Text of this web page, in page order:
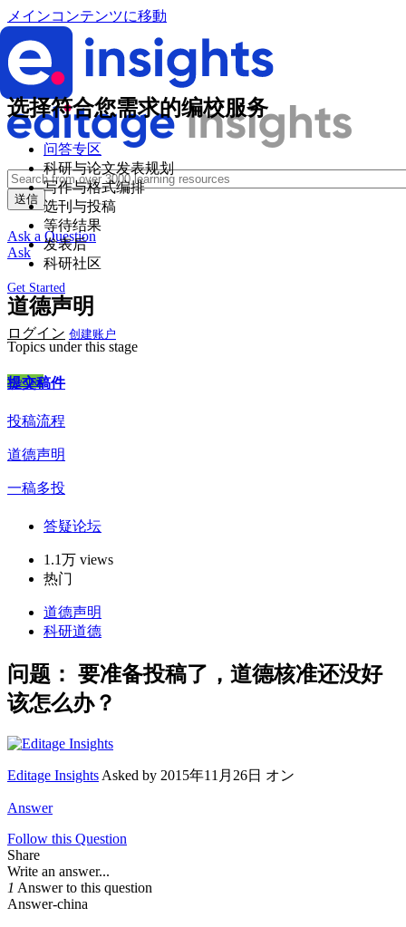
メインコンテンツに移動
Ask a Question
Ask
Get Started
ログイン 创建账户
Wechat
选择符合您需求的编校服务
问答专区
科研与论文发表规划
写作与格式编排
选刊与投稿
等待结果
发表后
科研社区
道德声明
Topics under this stage
提交稿件
投稿流程
道德声明
一稿多投
答疑论坛
1.1万 views
热门
道德声明
科研道德
问题： 要准备投稿了，道德核准还没好
该怎么办？
Editage Insights Asked by 2015年11月26日 オン
Answer
Follow this Question
Share
Write an answer...
1 Answer to this question
Answer-china